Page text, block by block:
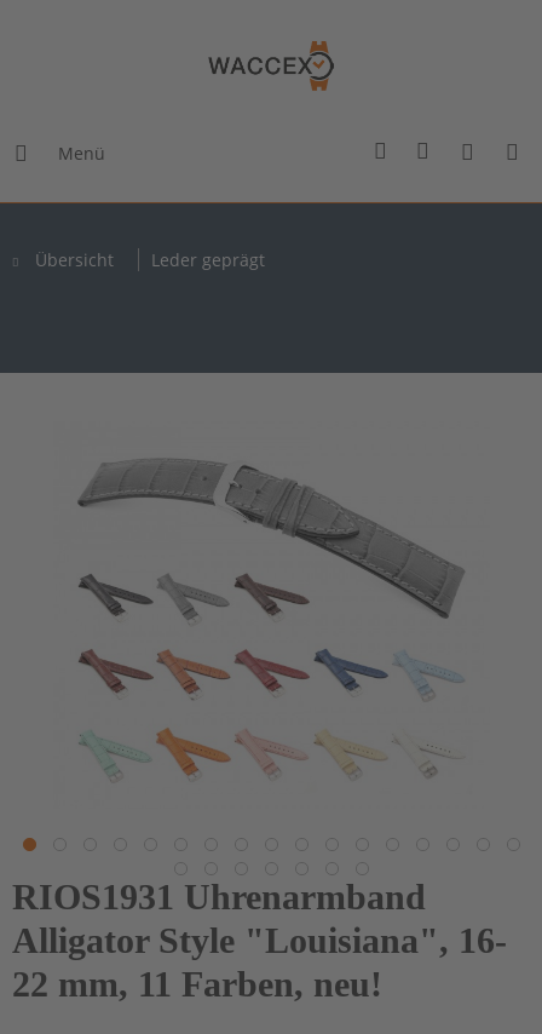
Menü
Übersicht Leder geprägt
RIOS1931 Uhrenarmband
Alligator Style "Louisiana", 16-
22 mm, 11 Farben, neu!